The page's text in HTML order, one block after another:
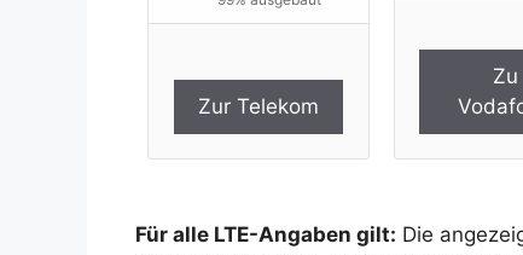
Zur Telekom
Zu
Für alle LTE-Angaben gilt: Die